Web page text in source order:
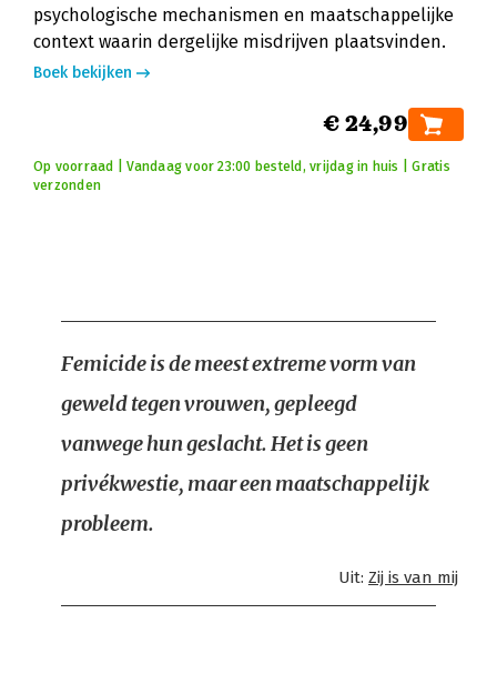
psychologische mechanismen en maatschappelijke
context waarin dergelijke misdrijven plaatsvinden.
Boek bekijken
€ 24,99
Op voorraad | Vandaag voor 23:00 besteld, vrijdag in huis | Gratis
verzonden
Femicide is de meest extreme vorm van
geweld tegen vrouwen, gepleegd
vanwege hun geslacht. Het is geen
privékwestie, maar een maatschappelijk
probleem.
Uit: Zij is van mij